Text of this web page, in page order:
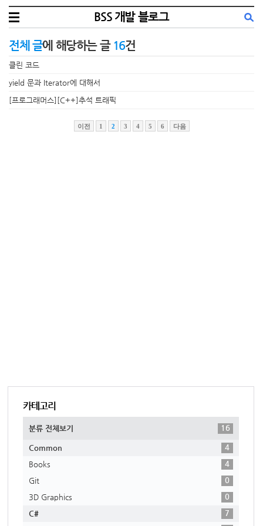
BSS 개발 블로그
전체 글에 해당하는 글 16건
클린 코드
yield 문과 Iterator에 대해서
[프로그래머스][C++]추석 트래픽
이전 1 2 3 4 5 6 다음
카테고리
분류 전체보기 16
Common
4
Books
4
Git
0
3D Graphics
0
C#
7